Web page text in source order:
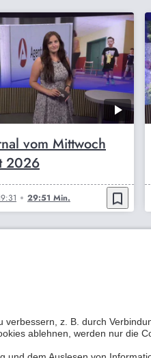
vom Mittwoch
2026
29:51 Min. bookmark_border